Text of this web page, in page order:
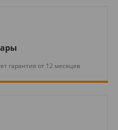
гарантия от 12 месяцев